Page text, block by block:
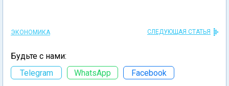
ЭКОНОМИКА СЛЕДУЮЩАЯ СТАТЬЯ
Будьте с нами:
Telegram
WhatsApp Facebook